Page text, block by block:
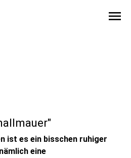
menu
ist es ein bisschen ruhiger
eine